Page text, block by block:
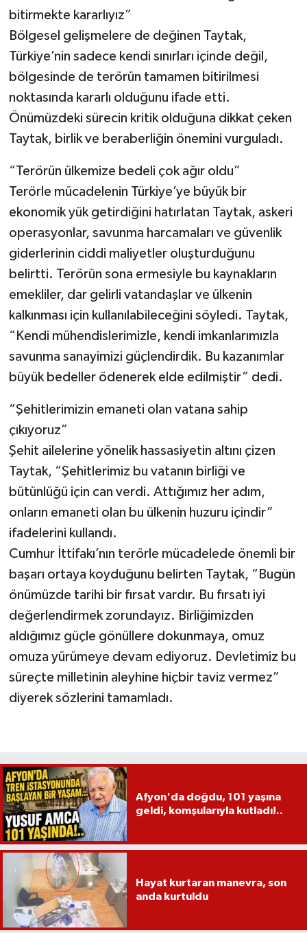
bitirmekte kararlıyız”
Bölgesel gelişmelere de değinen Taytak,
Türkiye’nin sadece kendi sınırları içinde değil,
bölgesinde de terörün tamamen bitirilmesi
noktasında kararlı olduğunu ifade etti.
Önümüzdeki sürecin kritik olduğuna dikkat çeken
Taytak, birlik ve beraberliğin önemini vurguladı.
“Terörün ülkemize bedeli çok ağır oldu”
Terörle mücadelenin Türkiye’ye büyük bir
ekonomik yük getirdiğini hatırlatan Taytak, askeri
operasyonlar, savunma harcamaları ve güvenlik
giderlerinin ciddi maliyetler oluşturduğunu
belirtti. Terörün sona ermesiyle bu kaynakların
emekliler, dar gelirli vatandaşlar ve ülkenin
kalkınması için kullanılabileceğini söyledi. Taytak,
“Kendi mühendislerimizle, kendi imkanlarımızla
savunma sanayimizi güçlendirdik. Bu kazanımlar
büyük bedeller ödenerek elde edilmiştir” dedi.
“Şehitlerimizin emaneti olan vatana sahip
çıkıyoruz”
Şehit ailelerine yönelik hassasiyetin altını çizen
Taytak, “Şehitlerimiz bu vatanın birliği ve
bütünlüğü için can verdi. Attığımız her adım,
onların emaneti olan bu ülkenin huzuru içindir”
ifadelerini kullandı.
Cumhur İttifakı’nın terörle mücadelede önemli bir
başarı ortaya koyduğunu belirten Taytak, “Bugün
önümüzde tarihi bir fırsat vardır. Bu fırsatı iyi
değerlendirmek zorundayız. Birliğimizden
aldığımız güçle gönüllere dokunmaya, omuz
omuza yürümeye devam ediyoruz. Devletimiz bu
süreçte milletinin aleyhine hiçbir taviz vermez”
diyerek sözlerini tamamladı.
Afyon'da doğdu, 101 yaşına
geldi, komşularıyla kutladı!..
Hayat kurtaran manevra, son
anda kurtuldu